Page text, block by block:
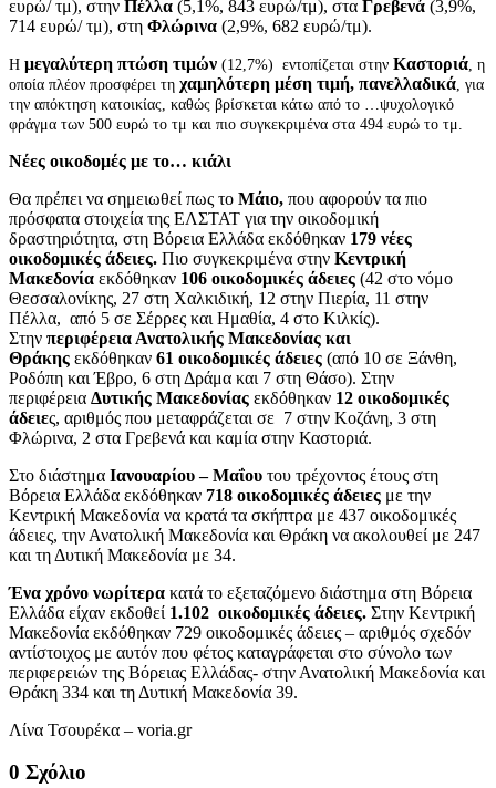
ευρώ/ τμ), στην Πέλλα (5,1%, 843 ευρώ/τμ), στα Γρεβενά (3,9%,
714 ευρώ/ τμ), στη Φλώρινα (2,9%, 682 ευρώ/τμ).
Η μεγαλύτερη πτώση τιμών (12,7%) εντοπίζεται στην Καστοριά , η
οποία πλέον προσφέρει τη χαμηλότερη μέση τιμή, πανελλαδικά , για
την απόκτηση κατοικίας, καθώς βρίσκεται κάτω από το …ψυχολογικό
φράγμα των 500 ευρώ το τμ και πιο συγκεκριμένα στα 494 ευρώ το τμ.
Νέες οικοδομές με το… κιάλι
Θα πρέπει να σημειωθεί πως το Μάιο, που αφορούν τα πιο
πρόσφατα στοιχεία της ΕΛΣΤΑΤ για την οικοδομική
δραστηριότητα, στη Βόρεια Ελλάδα εκδόθηκαν 179 νέες
οικοδομικές άδειες. Πιο συγκεκριμένα στην Κεντρική
Μακεδονία εκδόθηκαν 106 οικοδομικές άδειες (42 στο νόμο
Θεσσαλονίκης, 27 στη Χαλκιδική, 12 στην Πιερία, 11 στην
Πέλλα, από 5 σε Σέρρες και Ημαθία, 4 στο Κιλκίς).
Στην περιφέρεια Ανατολικής Μακεδονίας και
Θράκης εκδόθηκαν 61 οικοδομικές άδειες (από 10 σε Ξάνθη,
Ροδόπη και Έβρο, 6 στη Δράμα και 7 στη Θάσο). Στην
περιφέρεια Δυτικής Μακεδονίας εκδόθηκαν 12 οικοδομικές
άδειες, αριθμός που μεταφράζεται σε 7 στην Κοζάνη, 3 στη
Φλώρινα, 2 στα Γρεβενά και καμία στην Καστοριά.
Στο διάστημα Ιανουαρίου – Μαΐου του τρέχοντος έτους στη
Βόρεια Ελλάδα εκδόθηκαν 718 οικοδομικές άδειες με την
Κεντρική Μακεδονία να κρατά τα σκήπτρα με 437 οικοδομικές
άδειες, την Ανατολική Μακεδονία και Θράκη να ακολουθεί με 247
και τη Δυτική Μακεδονία με 34.
Ένα χρόνο νωρίτερα κατά το εξεταζόμενο διάστημα στη Βόρεια
Ελλάδα είχαν εκδοθεί 1.102 οικοδομικές άδειες. Στην Κεντρική
Μακεδονία εκδόθηκαν 729 οικοδομικές άδειες – αριθμός σχεδόν
αντίστοιχος με αυτόν που φέτος καταγράφεται στο σύνολο των
περιφερειών της Βόρειας Ελλάδας- στην Ανατολική Μακεδονία και
Θράκη 334 και τη Δυτική Μακεδονία 39.
Λίνα Τσουρέκα – voria.gr
0 Σχόλιο